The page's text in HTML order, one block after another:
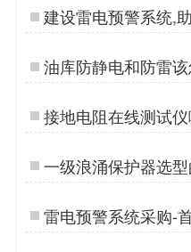
建设雷电预警系统,
击获取预警解决方
油库防静电和防雷
这么做的--易造防
接地电阻在线测试
好？【易造防雷】…
一级浪涌保护器选
事项-点击获取选型
雷电预警系统采购-
【杭州易造】…